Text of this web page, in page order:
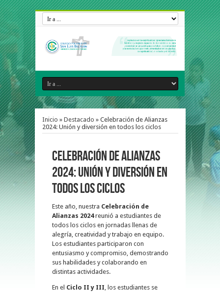
Inicio » Destacado » Celebración de Alianzas
2024: Unión y diversión en todos los ciclos
Celebración de Alianzas
2024: Unión y diversión en
todos los ciclos
Este año, nuestra Celebración de
Alianzas 2024reunió a estudiantes de
todos los ciclos en jornadas llenas de
alegría, creatividad y trabajo en equipo.
Los estudiantes participaron con
entusiasmo y compromiso, demostrando
sus habilidades y colaborando en
distintas actividades.
En el Ciclo II y III, los estudiantes se